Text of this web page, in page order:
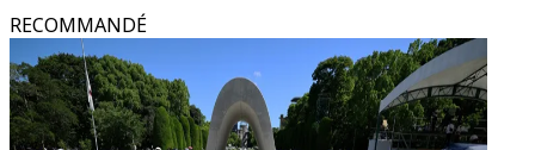
RECOMMANDÉ